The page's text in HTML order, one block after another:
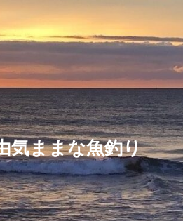
気ままな魚釣り